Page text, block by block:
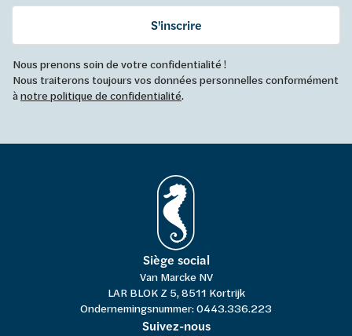
S'inscrire
Nous prenons soin de votre confidentialité !
Nous traiterons toujours vos données personnelles conformément
ànotre politique de confidentialité.
Siège social
Van Marcke NV
LAR BLOK Z 5, 8511 Kortrijk
Ondernemingsnummer: 0443.336.223
Suivez-nous